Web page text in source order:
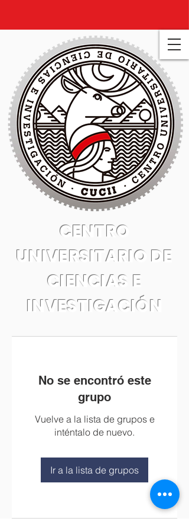
CENTRO
UNIVERSITARIO DE
CIENCIAS E
INVESTIGACIÓN
No se encontró este
grupo
Vuelve a la lista de grupos e
inténtalo de nuevo.
Ir a la lista de grupos